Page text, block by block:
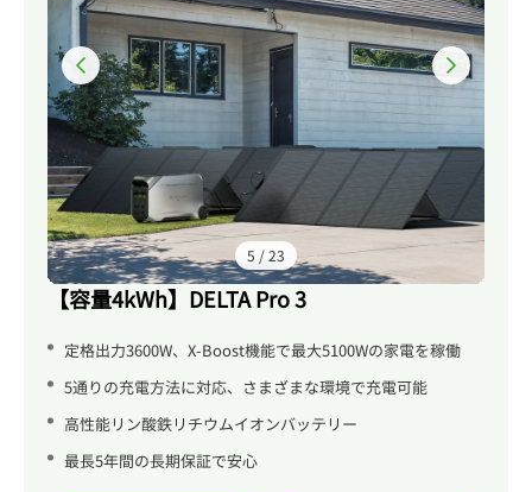
6 /23
【容量4kWh】DELTA Pro 3
定格出力3600W、X-Boost機能で最大5100Wの家電を稼働
5通りの充電方法に対応、さまざまな環境で充電可能
高性能リン酸鉄リチウムイオンバッテリー
最長5年間の長期保証で安心